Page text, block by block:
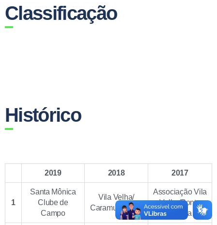
Classificação
Histórico
2019 2018 2017
1
Santa Mônica
Clube de
Campo
Vila Velha/
Caramuru Vôlei
Associação Vila
Velha/Ponta
Grossa